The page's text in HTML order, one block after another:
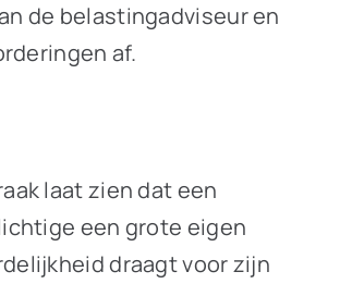
de belastingadviseur en
af.
laat zien dat een
een grote eigen
draagt voor zijn